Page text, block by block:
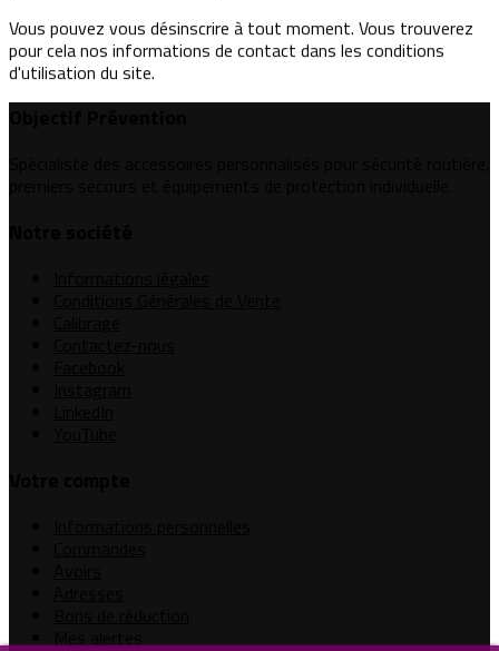
Vous pouvez vous désinscrire à tout moment. Vous trouverez
pour cela nos informations de contact dans les conditions
d'utilisation du site.
Mes alertes